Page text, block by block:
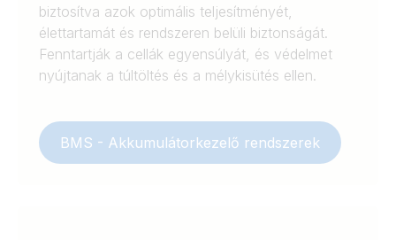
biztosítva azok optimális teljesítményét,
élettartamát és rendszeren belüli biztonságát.
Fenntartják a cellák egyensúlyát, és védelmet
nyújtanak a túltöltés és a mélykisütés ellen.
BMS - Akkumulátorkezelő rendszerek